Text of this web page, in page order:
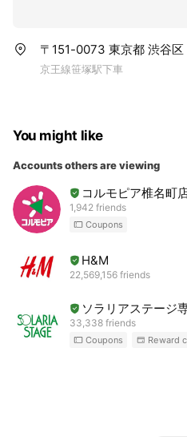
〒151-0073 東京都 渋谷区
京王線笹塚駅下車
You might like
Accounts others are viewing
コルモピア椎名町
1,942 friends
Coupons
H&M
22,569,156 friends
ソラリアステージ
33,338 friends
Coupons Reward